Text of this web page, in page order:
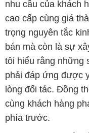
nhu cầu của khách
cao cấp cùng giá
trọng nguyên tắc
bán mà còn là sự
tôi hiểu rằng những
phải đáp ứng được
lòng đối tác. Đồng
cùng khách hàng
phía trước.